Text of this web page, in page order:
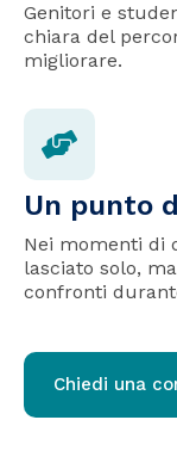
Genitori e
chiara del
migliorare.
Un punto
Nei momenti di
lasciato solo,
confronti
Chiedi una